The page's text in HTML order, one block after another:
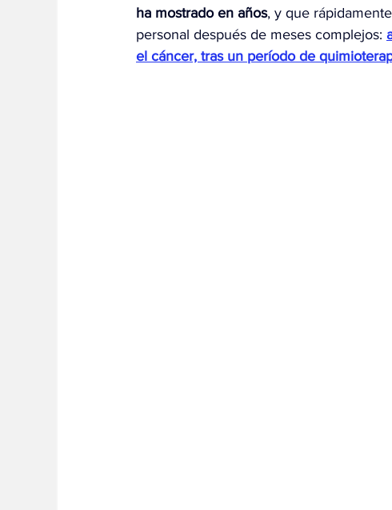
ha mostrado en años, y que
personal después de meses complejos:
el cáncer, tras un período de